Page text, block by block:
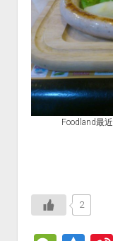
Foodland最
2